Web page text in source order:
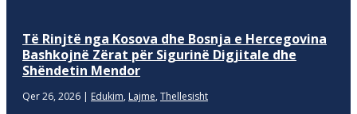
Të Rinjtë nga Kosova dhe Bosnja e Hercegovina
Bashkojnë Zërat për Sigurinë Digjitale dhe
Shëndetin Mendor
Qer 26, 2026 | Edukim, Lajme, Thellesisht